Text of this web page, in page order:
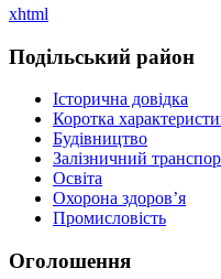
xhtml
Подільський район
Історична довідка
Коротка
Будівництво
Залізничний
Освіта
Охорона здоров’я
Промисловість
Оголошення